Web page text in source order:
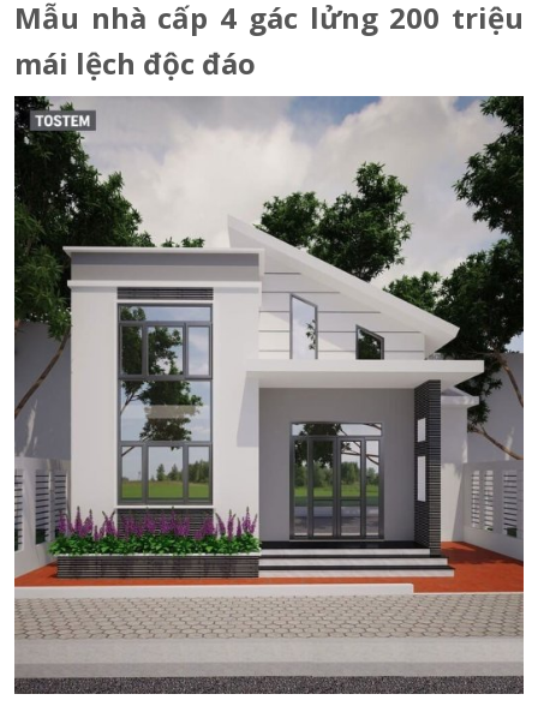
Mẫu nhà cấp 4 gác lửng 200 triệu
mái lệch độc đáo